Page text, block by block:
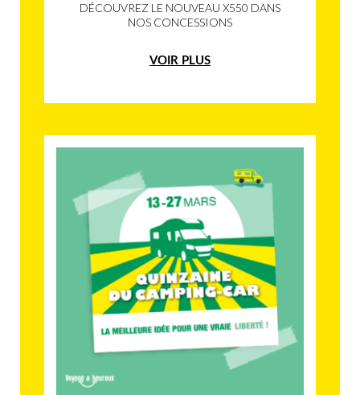
DÉCOUVREZ LE NOUVEAU X550 DANS
NOS CONCESSIONS
VOIR PLUS